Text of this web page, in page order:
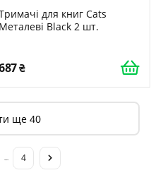
для книг Cats
Металеві Black 2 шт.
ще 40
4